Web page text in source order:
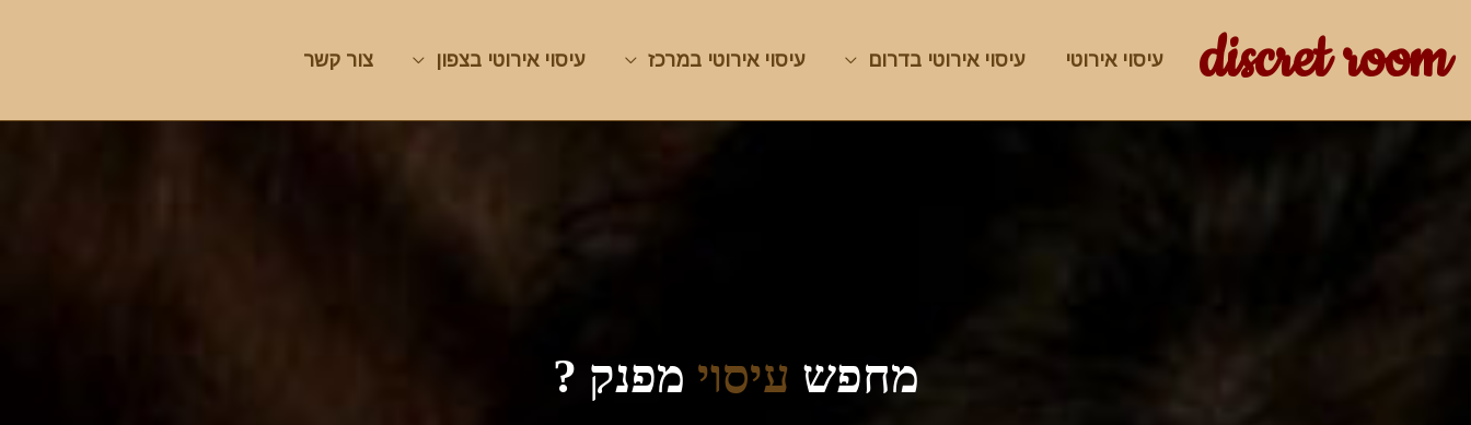
discret room עיסוי אירוטי עיסוי אירוטי בדרום עיסוי אירוטי במרכז עיסוי אירוטי בצפון צור קשר
מחפש עיסוי מפנק ?